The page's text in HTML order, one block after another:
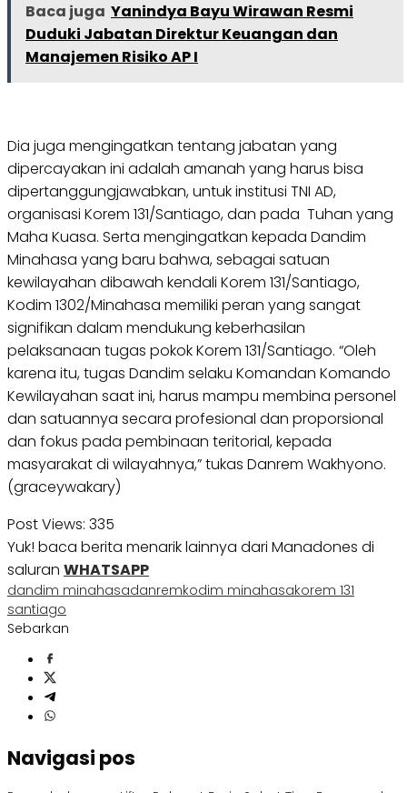
Baca juga Yanindya Bayu Wirawan Resmi
Duduki Jabatan Direktur Keuangan dan
Manajemen Risiko AP I
Dia juga mengingatkan tentang jabatan yang
dipercayakan ini adalah amanah yang harus bisa
dipertanggungjawabkan, untuk institusi TNI AD,
organisasi Korem 131/Santiago, dan pada Tuhan yang
Maha Kuasa. Serta mengingatkan kepada Dandim
Minahasa yang baru bahwa, sebagai satuan
kewilayahan dibawah kendali Korem 131/Santiago,
Kodim 1302/Minahasa memiliki peran yang sangat
signifikan dalam mendukung keberhasilan
pelaksanaan tugas pokok Korem 131/Santiago. “Oleh
karena itu, tugas Dandim selaku Komandan Komando
Kewilayahan saat ini, harus mampu membina personel
dan satuannya secara profesional dan proporsional
dan fokus pada pembinaan teritorial, kepada
masyarakat di wilayahnya,” tukas Danrem Wakhyono.
(graceywakary)
Post Views: 335
Yuk! baca berita menarik lainnya dari Manadones di
saluran WHATSAPP
dandim minahasadanremkodim minahasakorem 131
santiago
Sebarkan
Navigasi pos